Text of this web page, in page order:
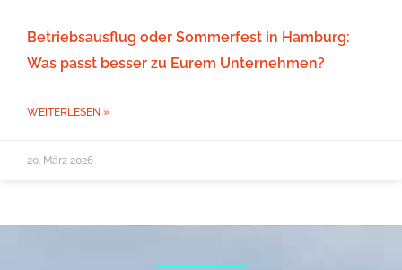
Betriebsausflug oder Sommerfest in Hamburg:
Was passt besser zu Eurem Unternehmen?
WEITERLESEN »
20. März 2026